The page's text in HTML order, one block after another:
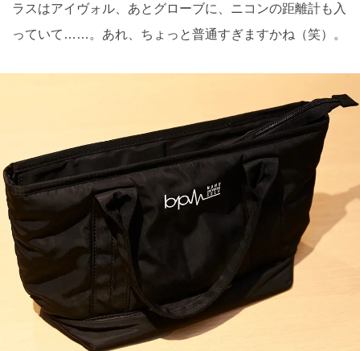
ラスはアイヴォル、あとグローブに、ニコンの距離計も入
っていて……。あれ、ちょっと普通すぎますかね（笑）。